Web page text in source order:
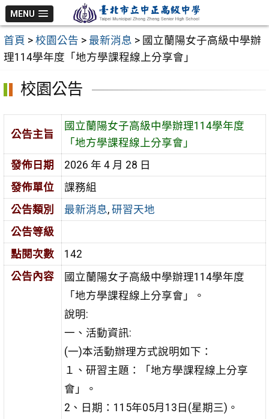
跳
至
主
要
MENU
首頁 > 校園公告 > 最新消息 > 國立蘭陽女子高級中學辦
理114學年度「地方學課程線上分享會」
校園公告
公告主旨
國立蘭陽女子高級中學辦理114學年度
「地方學課程線上分享會」
發佈日期
2026 年 4 月 28 日
發佈單位
課務組
公告類別
最新消息, 研習天地
公告等級
點閱次數
142
公告內容
國立蘭陽女子高級中學辦理114學年度
「地方學課程線上分享會」。
說明:
一、活動資訊:
(一)本活動辦理方式說明如下：
１、研習主題：「地方學課程線上分享
會」。
2、日期：115年05月13日(星期三)。